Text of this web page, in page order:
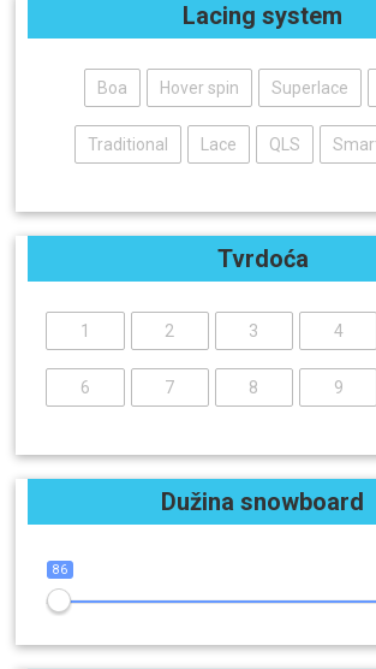
Lacing system
Boa Hover spin Superlace
Traditional Lace QLS
Tvrdoća
1 2 3 4
6 7 8 9
Dužina snowboard
86